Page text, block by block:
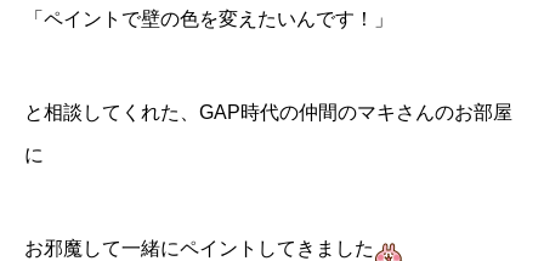
「ペイントで壁の色を変えたいんです！」
と相談してくれた、GAP時代の仲間のマキさんのお部屋
に
お邪魔して一緒にペイントしてきました